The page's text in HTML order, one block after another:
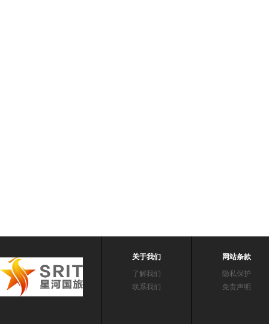
关于我们
了解我们
联系我们
网站条款
隐私保护
免责声明